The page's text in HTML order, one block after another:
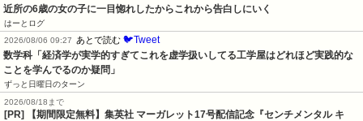
近所の6歳の女の子に一目惚れしたからこれから告白しにいく
はーとログ
2026/08/06 09:27
あとで読む 🐦Tweet
数学科「経済学が実学的すぎてこれを虚学扱いしてる工学屋はどれほど実践的な
ことを学んでるのか疑問」
ずっと日曜日のターン
2026/08/18まで
[PR] 【期間限定無料】集英社 マーガレット17号配信記念『センチメンタル キ